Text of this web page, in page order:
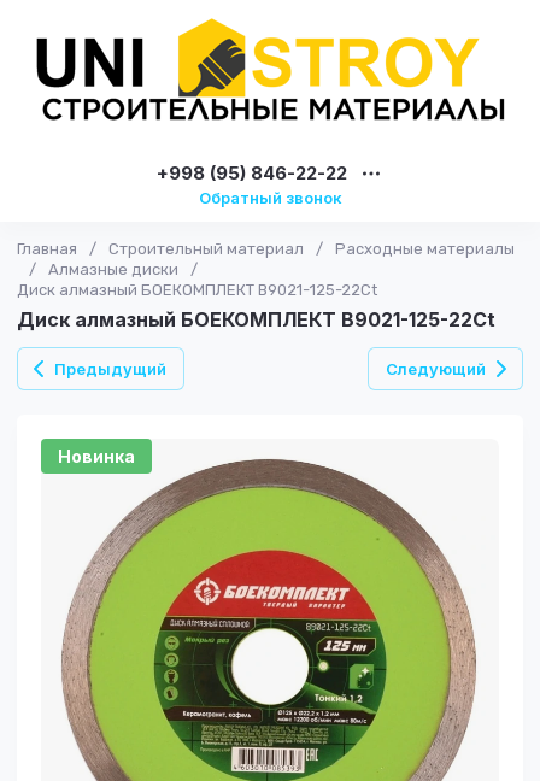
+998 (95) 846-22-22
Обратный звонок
Главная / Строительный материал /
Расходные материалы
/
Алмазные диски
/
Диск алмазный БОЕКОМПЛЕКТ B9021-125-22Ct
Диск алмазный БОЕКОМПЛЕКТ B9021-125-22Ct
Предыдущий Следующий
Новинка